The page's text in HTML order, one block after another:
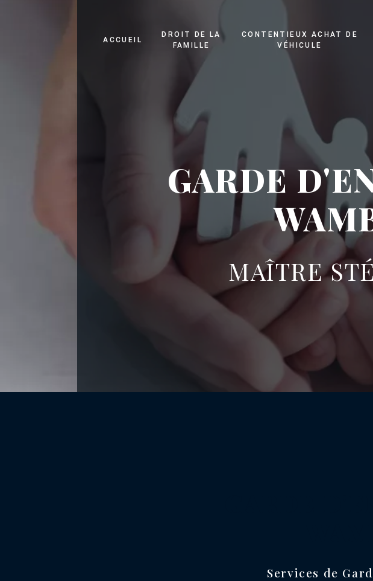
ACCUEIL
DROIT DE LA
FAMILLE
CONTENTIEUX ACHAT DE
VÉHICULE
GARDE
MAÎTRE
Services de